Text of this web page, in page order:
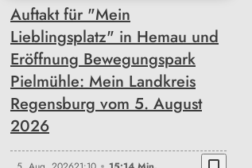
Auftakt für "Mein
Lieblingsplatz" in Hemau und
Eröffnung Bewegungspark
Pielmühle: Mein Landkreis
Regensburg vom 5. August
2026